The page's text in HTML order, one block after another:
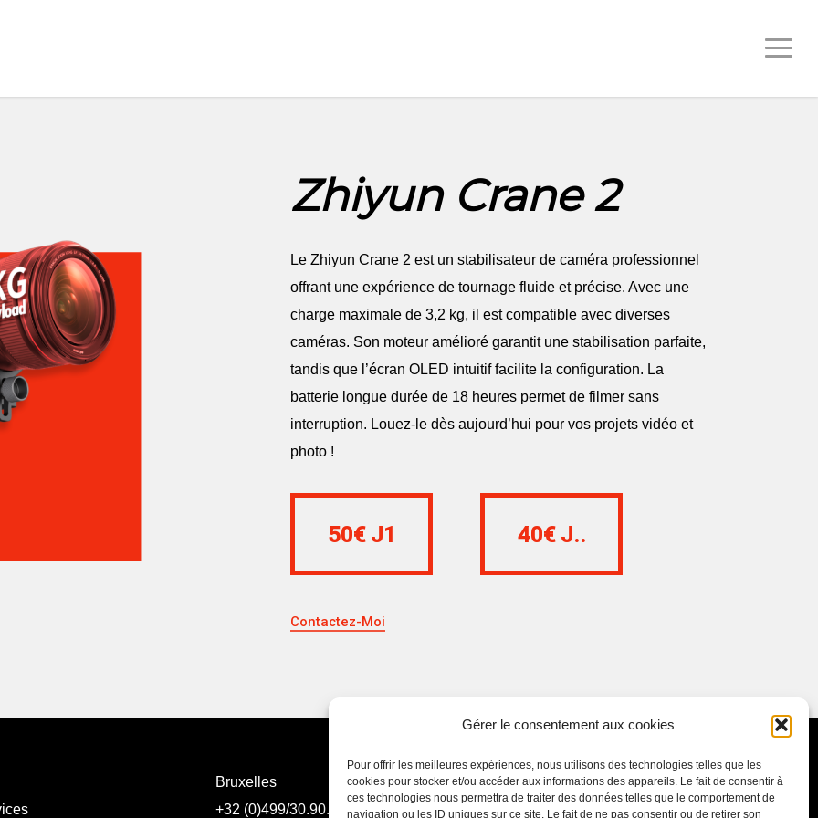
Gérer le consentement aux cookies
Pour offrir les meilleures expériences, nous utilisons des technologies telles que les
cookies pour stocker et/ou accéder aux informations des appareils. Le fait de consentir à
ces technologies nous permettra de traiter des données telles que le comportement de
navigation ou les ID uniques sur ce site. Le fait de ne pas consentir ou de retirer son
Menu
Zhiyun Crane 2
Le Zhiyun Crane 2 est un stabilisateur de caméra professionnel
offrant une expérience de tournage fluide et précise. Avec une
charge maximale de 3,2 kg, il est compatible avec diverses
caméras. Son moteur amélioré garantit une stabilisation parfaite,
tandis que l’écran OLED intuitif facilite la configuration. La
batterie longue durée de 18 heures permet de filmer sans
interruption. Louez-le dès aujourd’hui pour vos projets vidéo et
photo !
50€ J1
50€ J1
40€ J..
40€ J..
Contactez-Moi
Bruxelles
+32 (0)499/30.90.09